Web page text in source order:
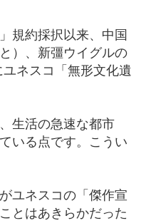
規約採択以来、中国
）、新彊ウイグルの
ネスコ「無形文化遺
生活の急速な都市
いる点です。こうい
ユネスコの「傑作宣
とはあきらかだった